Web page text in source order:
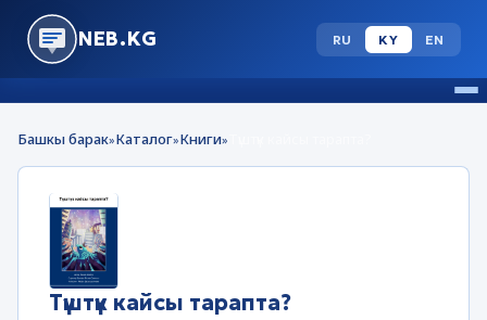
NEB.KG RU KY EN
Башкы барак»Каталог»Книги»
Түштүк кайсы тарапта?